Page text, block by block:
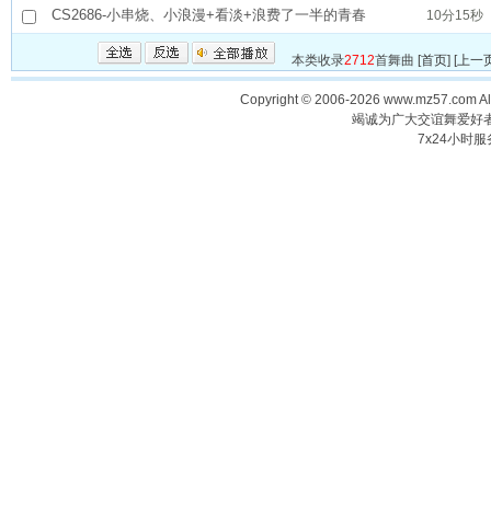
CS2686-小串烧、小浪漫+看淡+浪费了一半的青春 10分15秒
本类收录2712首舞曲 [首页] [上一
Copyright © 2006-2026 www.mz57.com
竭诚为广大交谊舞爱好
7x24小时服